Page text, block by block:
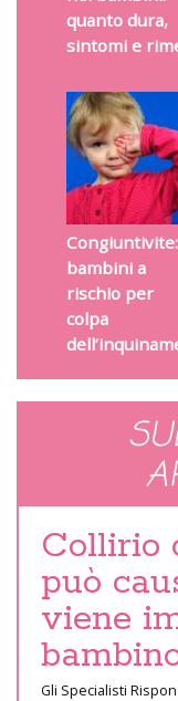
quanto dura,
sintomi e
Congiuntivite:
bambini a
rischio per
colpa
Collirio
può
viene
Gli Specialisti